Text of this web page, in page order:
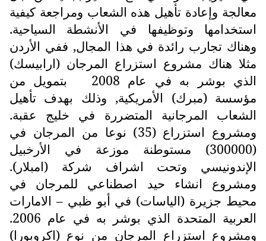
معالجة وإعادة تأهيل هذه الشعاب ومراجعة كيفية
استخدامها وتوظيفها في الأنشطة السياحية.
وهناك تجارب رائدة في هذا المجال, ففي الأردن
مثلا هناك مشروع استزراع المرجان (ارابيسك)
الذي بوشر به في عام 2008
بتمويل من
مؤسسة (مبرك) الأمريكية, وذلك بهدف تأهيل
الشعاب المرجانية المتضررة في خليج عقبة.
ومشروع استزراع (35) نوعا من المرجان في
(300000) مستوطنة موزعة في الأرخبيل
الإندونيسي وتحت اشراف شركة (امبلار).
ومشروع انشاء حيد اصطناعي للمرجان في
محيط جزيرة (الياسات) في أبو ظبي – الامارات
العربية المتحدة الذي بوشر به في عام 2006.
ومشروع استزراع المرجان من نوع (اكروبورا)